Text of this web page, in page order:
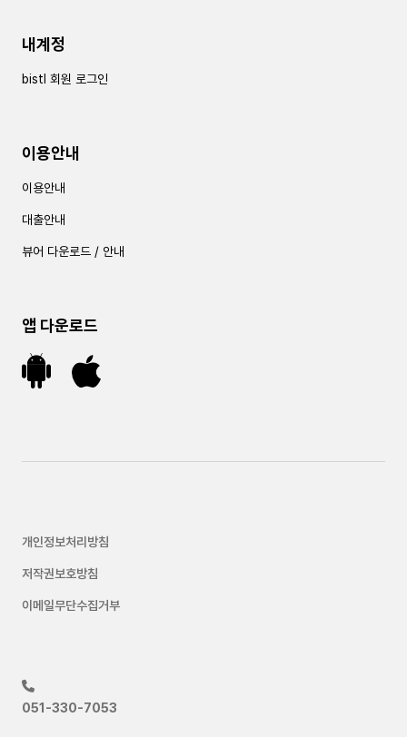
내계정
bistl 회원 로그인
이용안내
이용안내
대출안내
뷰어 다운로드 / 안내
앱 다운로드
개인정보처리방침
저작권보호방침
이메일무단수집거부
051-330-7053